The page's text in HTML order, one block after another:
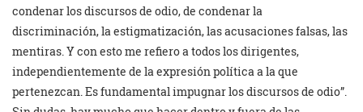
condenar los discursos de odio, de condenar la
discriminación, la estigmatización, las acusaciones falsas, las
mentiras. Y con esto me refiero a todos los dirigentes,
independientemente de la expresión política a la que
pertenezcan. Es fundamental impugnar los discursos de odio”.